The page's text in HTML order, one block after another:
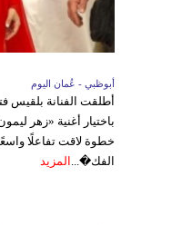
أبوظبي - عُمان اليوم
أطلقت الفنانة بلقيس
باختيار أغنية «زهر
خطوة لاقت تفاعلًا
الفك�... المزيد